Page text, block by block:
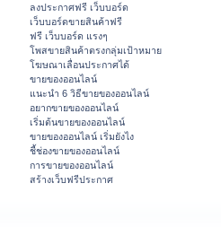
ลงประกาศฟรี เว็บบอร์ด
เว็บบอร์ดขายสินค้าฟรี
ฟรี เว็บบอร์ด แรงๆ
โพสขายสินค้าตรงกลุ่มเป้าหมาย
โฆษณาเลื่อนประกาศได้
ขายของออนไลน์
แนะนำ 6 วิธีขายของออนไลน์
อยากขายของออนไลน์
เริ่มต้นขายของออนไลน์
ขายของออนไลน์ เริ่มยังไง
ชี้ช่องขายของออนไลน์
การขายของออนไลน์
สร้างเว็บฟรีประกาศ